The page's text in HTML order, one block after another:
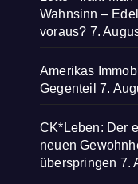
Wahnsinn –
voraus? 7.
Amerikas
Gegenteil 7.
CK*Leben: Der
neuen
überspringen 7.